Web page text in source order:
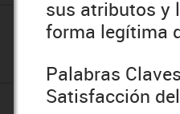
sus atributos y
forma legítima
Palabras
Satisfacción